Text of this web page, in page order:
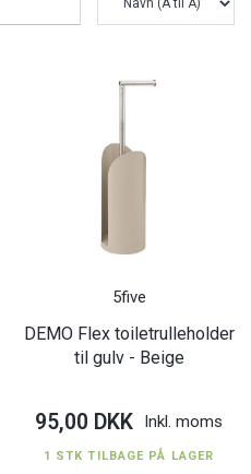
5five
DEMO Flex toiletrulleholder
til gulv - Beige
95,00 DKK Inkl. moms
1 STK TILBAGE PÅ LAGER